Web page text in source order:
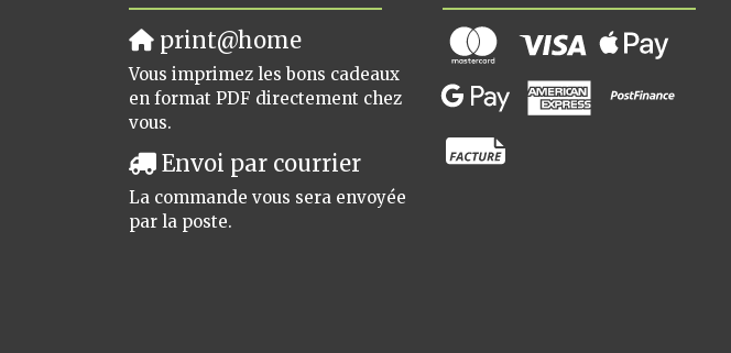
print@home
Vous imprimez les bons cadeaux
en format PDF directement chez
vous.
Envoi par courrier
La commande vous sera envoyée
par la poste.